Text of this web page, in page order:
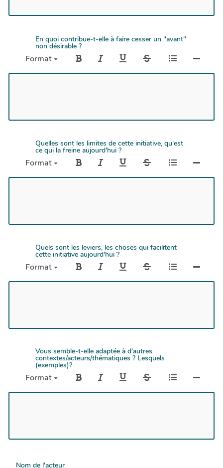
En quoi contribue-t-elle à faire cesser un "avant"
non désirable ?
Format
Quelles sont les limites de cette initiative, qu'est
ce qui la freine aujourd'hui ?
Format
Quels sont les leviers, les choses qui facilitent
cette initiative aujourd'hui ?
Format
Vous semble-t-elle adaptée à d'autres
contextes/acteurs/thématiques ? Lesquels
(exemples)?
Format
Nom de l'acteur